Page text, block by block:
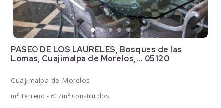
PASEO DE LOS LAURELES, Bosques de las
Lomas, Cuajimalpa de Morelos,... 05120
Cuajimalpa de Morelos
m² Terreno - 612m² Construidos